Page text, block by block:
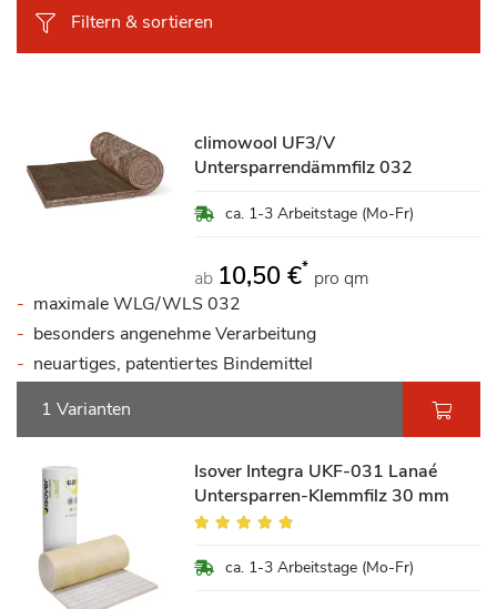
Filtern & sortieren
climowool UF3/V
Untersparrendämmfilz 032
ca. 1-3 Arbeitstage (Mo-Fr)
ab 10,50 €* pro qm
maximale WLG/WLS 032
besonders angenehme Verarbeitung
neuartiges, patentiertes Bindemittel
1 Varianten
Isover Integra UKF-031 Lanaé
Untersparren-Klemmfilz 30 mm
Bewertung:
ca. 1-3 Arbeitstage (Mo-Fr)